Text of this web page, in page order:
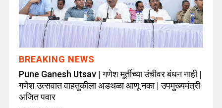
BREAKING NEWS
Pune Ganesh Utsav | गणेश मूर्तीच्या उंचीवर बंधन नाही |
गणेश उत्सवात वाहतुकीला अडथळा आणू नका | उपमुख्यमंत्री
अजित पवार